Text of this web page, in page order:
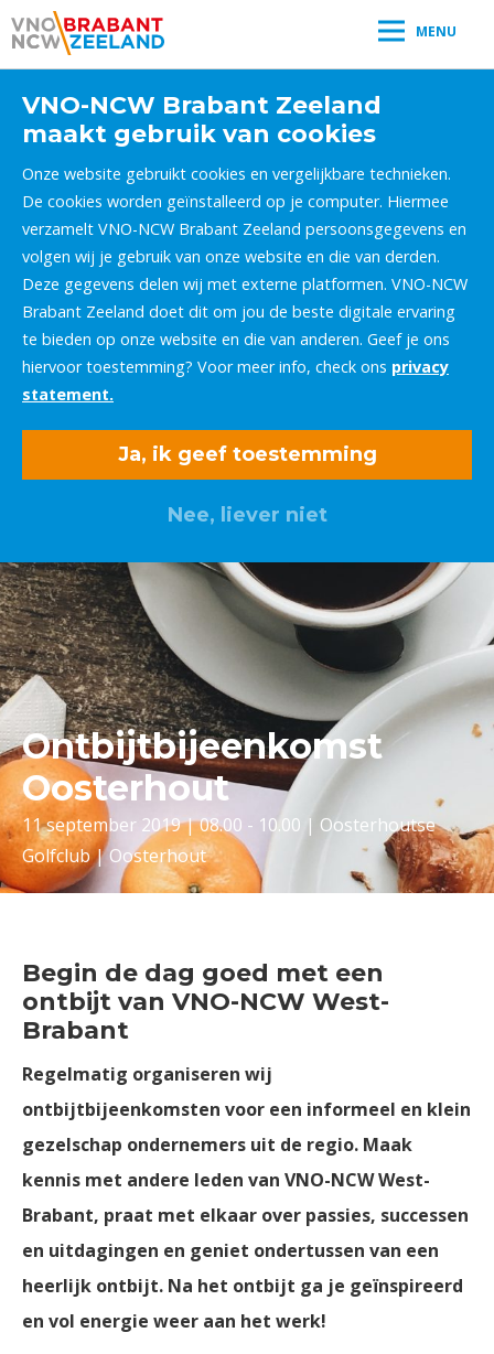
MENU
VNO-NCW Brabant Zeeland
maakt gebruik van cookies
Onze website gebruikt cookies en vergelijkbare technieken.
De cookies worden geïnstalleerd op je computer. Hiermee
verzamelt VNO-NCW Brabant Zeeland persoonsgegevens en
volgen wij je gebruik van onze website en die van derden.
Deze gegevens delen wij met externe platformen. VNO-NCW
Brabant Zeeland doet dit om jou de beste digitale ervaring
te bieden op onze website en die van anderen. Geef je ons
hiervoor toestemming? Voor meer info, check ons privacy
statement.
Ja, ik geef toestemming
Nee, liever niet
Ontbijtbijeenkomst
Oosterhout
11 september 2019 | 08.00 - 10.00 | Oosterhoutse
Golfclub | Oosterhout
Begin de dag goed met een
ontbijt van VNO-NCW West-
Brabant
Regelmatig organiseren wij
ontbijtbijeenkomsten voor een informeel en klein
gezelschap ondernemers uit de regio. Maak
kennis met andere leden van VNO-NCW West-
Brabant, praat met elkaar over passies, successen
en uitdagingen en geniet ondertussen van een
heerlijk ontbijt. Na het ontbijt ga je geïnspireerd
en vol energie weer aan het werk!